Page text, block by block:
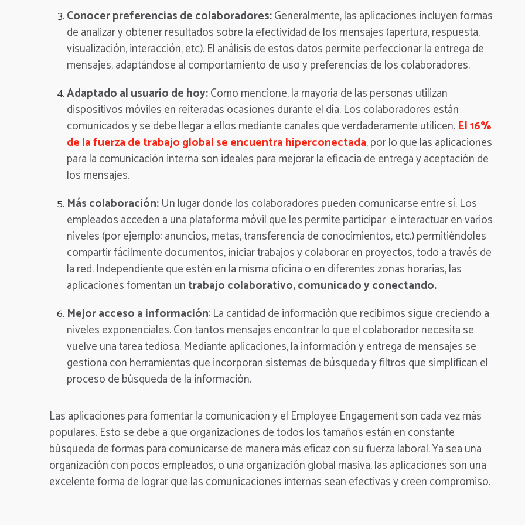
Conocer preferencias de colaboradores:Generalmente, las aplicaciones incluyen formas
de analizar y obtener resultados sobre la efectividad de los mensajes (apertura, respuesta,
visualización, interacción, etc). El análisis de estos datos permite perfeccionar la entrega de
mensajes, adaptándose al comportamiento de uso y preferencias de los colaboradores.
Adaptado al usuario de hoy:Como mencione, la mayoría de las personas utilizan
dispositivos móviles en reiteradas ocasiones durante el día. Los colaboradores están
comunicados y se debe llegar a ellos mediante canales que verdaderamente utilicen. El 16%
de la fuerza de trabajo global se encuentra hiperconectada, por lo que las aplicaciones
para la comunicación interna son ideales para mejorar la eficacia de entrega y aceptación de
los mensajes.
Más colaboración:Un lugar donde los colaboradores pueden comunicarse entre sí. Los
empleados acceden a una plataforma móvil que les permite participar e interactuar en varios
niveles (por ejemplo: anuncios, metas, transferencia de conocimientos, etc.) permitiéndoles
compartir fácilmente documentos, iniciar trabajos y colaborar en proyectos, todo a través de
la red. Independiente que estén en la misma oficina o en diferentes zonas horarias, las
aplicaciones fomentan untrabajo colaborativo, comunicado y conectando.
Mejor acceso a información: La cantidad de información que recibimos sigue creciendo a
niveles exponenciales. Con tantos mensajes encontrar lo que el colaborador necesita se
vuelve una tarea tediosa. Mediante aplicaciones, la información y entrega de mensajes se
gestiona con herramientas que incorporan sistemas de búsqueda y filtros que simplifican el
proceso de búsqueda de la información.
Las aplicaciones para fomentar la comunicación y el Employee Engagement son cada vez más
populares. Esto se debe a que organizaciones de todos los tamaños están en constante
búsqueda de formas para comunicarse de manera más eficaz con su fuerza laboral. Ya sea una
organización con pocos empleados, o una organización global masiva, las aplicaciones son una
excelente forma de lograr que las comunicaciones internas sean efectivas y creen compromiso.